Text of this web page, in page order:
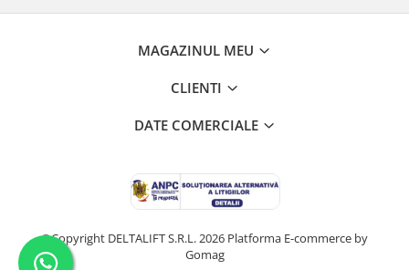
MAGAZINUL MEU
CLIENTI
DATE COMERCIALE
©Copyright DELTALIFT S.R.L. 2026 Platforma E-commerce by
Gomag